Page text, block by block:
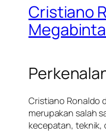
Cristiano
Cristiano Ronaldo
merupakan salah
kecepatan, teknik,